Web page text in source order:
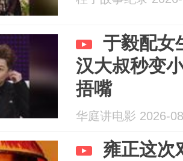
于毅配女
汉大叔秒变
捂嘴
华庭讲电影 2026-
雍正这次